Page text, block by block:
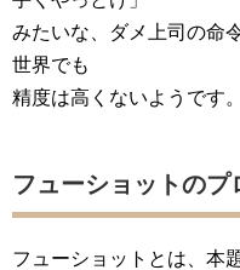
みたいな、ダメ上司の命
世界でも
精度は高くないようです。
フューショットのプ
フューショットとは、本